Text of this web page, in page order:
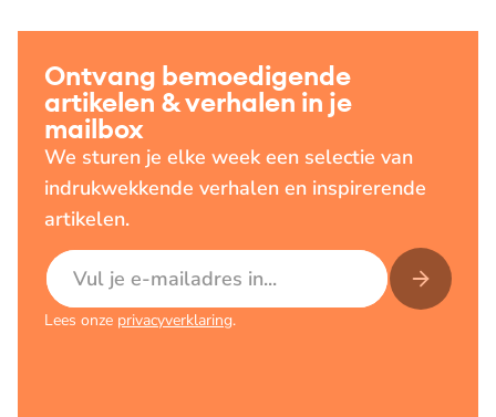
Ontvang bemoedigende
artikelen & verhalen in je
mailbox
We sturen je elke week een selectie van
indrukwekkende verhalen en inspirerende
artikelen.
E-mailadres
Lees onze privacyverklaring.